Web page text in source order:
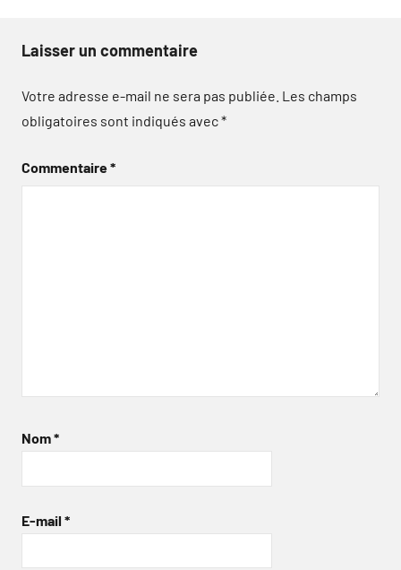
Laisser un commentaire
Votre adresse e-mail ne sera pas publiée. Les champs
obligatoires sont indiqués avec*
Commentaire*
Nom*
E-mail *